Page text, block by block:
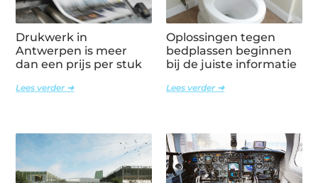
Drukwerk in
Antwerpen is meer
dan een prijs per stuk
Lees verder ➜
Oplossingen tegen
bedplassen beginnen
bij de juiste informatie
Lees verder ➜